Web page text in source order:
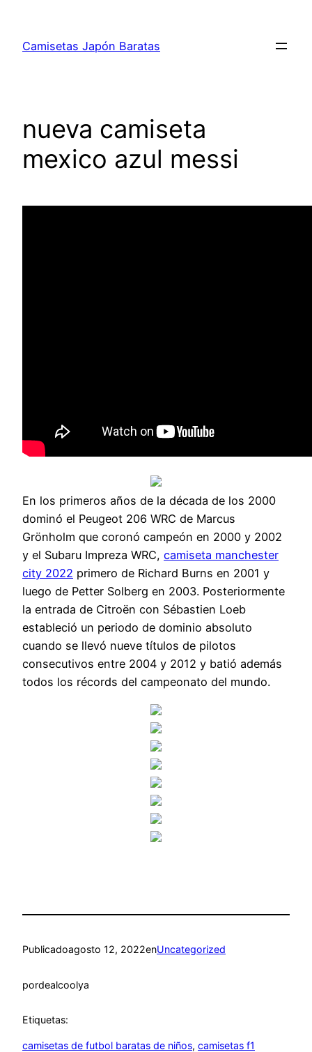
contenido
Camisetas Japón Baratas
nueva camiseta
mexico azul messi
En los primeros años de la década de los 2000
dominó el Peugeot 206 WRC de Marcus
Grönholm que coronó campeón en 2000 y 2002
y el Subaru Impreza WRC, camiseta manchester
city 2022 primero de Richard Burns en 2001 y
luego de Petter Solberg en 2003. Posteriormente
la entrada de Citroën con Sébastien Loeb
estableció un periodo de dominio absoluto
cuando se llevó nueve títulos de pilotos
consecutivos entre 2004 y 2012 y batió además
todos los récords del campeonato del mundo.
Publicadoagosto 12, 2022enUncategorized
pordealcoolya
Etiquetas:
camisetas de futbol baratas de niños, camisetas f1